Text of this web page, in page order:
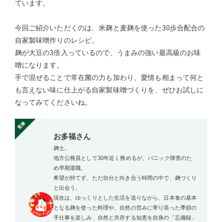
ています。
今回ご紹介いただくのは、米麹と麦麹を使った30歩合配合の
自家製味噌作りのレシピ。
麹が大豆の3倍入っているので、うまみの強い最高級のお味
噌になります。
手で混ぜることで常在菌の力も加わり、愛情も相まって何と
も言えない味に仕上がる自家製味噌づくりを、ぜひお試しに
なってみてくださいね。
お多福さん
麹士。
地方公務員として30年近く務めるが、パニック障害のた
め早期退職。
希望が持てず、ただ自分と向き合う時間の中で、麹づくり
と出会う。
現在は、ゆっくりとした生活を送りながら、日本食の基本
となる麹を使った料理や、自然の営みに寄り添った季節の
手仕事を楽しみ、自然と共存する知恵を自身の「忘備録」